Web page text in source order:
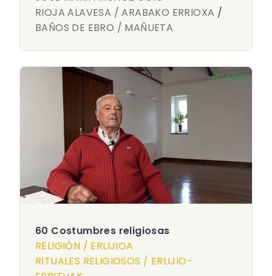
RIOJA ALAVESA / ARABAKO ERRIOXA /
BAÑOS DE EBRO / MAÑUETA
60 Costumbres religiosas
RELIGIÓN / ERLIJIOA
RITUALES RELIGIOSOS / ERLIJIO-